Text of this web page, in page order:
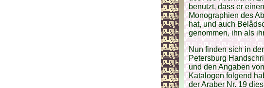
benutzt, dass er
Monographien des
hat, und auch
genommen, ihn als
Nun finden sich in
Petersburg
und den Angaben
Katalogen folgend
der Araber Nr. 19